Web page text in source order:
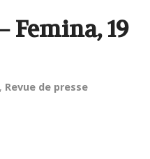
Femina, 19
, Revue de presse